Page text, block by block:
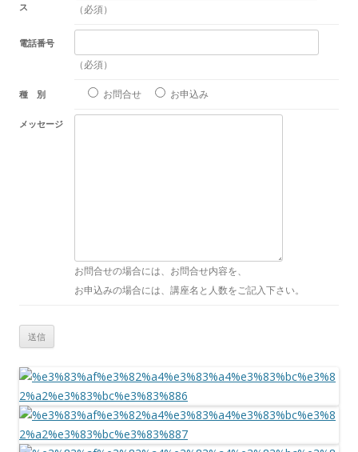
ス
（必須）
電話番号
（必須）
種 別 お問合せ お申込み
メッセージ
お問合せの場合には、お問合せ内容を、
お申込みの場合には、講座名と人数をご記入下さい。